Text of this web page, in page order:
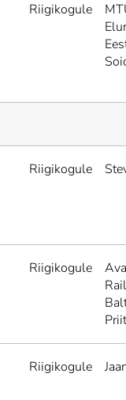
Riigikogule
Riigikogule
Riigikogule
Rail
Riigikogule